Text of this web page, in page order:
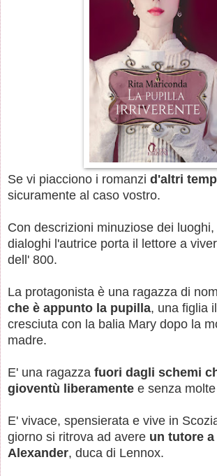
Se vi piacciono i romanzi d'altri
sicuramente al caso vostro.
Con descrizioni minuziose dei
dialoghi l'autrice porta il lettore a
dell' 800.
La protagonista è una ragazza di
che è appunto la pupilla, una figlia
cresciuta con la balia Mary dopo la
madre.
E' una ragazza fuori dagli schemi
gioventù liberamente e senza
E' vivace, spensierata e vive in
giorno si ritrova ad avere un tutore
Alexander, duca di Lennox.